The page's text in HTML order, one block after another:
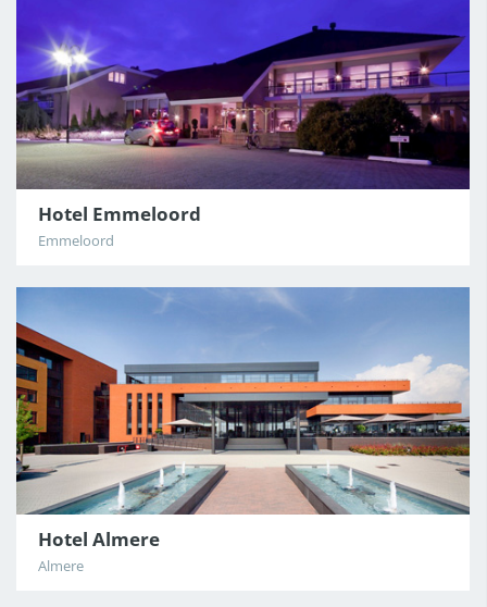
Hotel Emmeloord
Emmeloord
Hotel Almere
Almere